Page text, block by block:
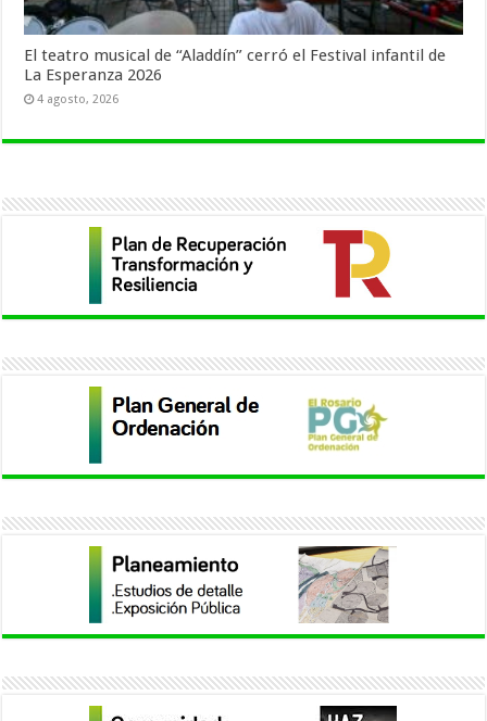
El teatro musical de “Aladdín” cerró el Festival infantil de
La Esperanza 2026
4 agosto, 2026